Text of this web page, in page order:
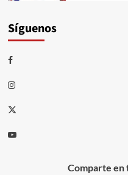
Síguenos
Comparte en